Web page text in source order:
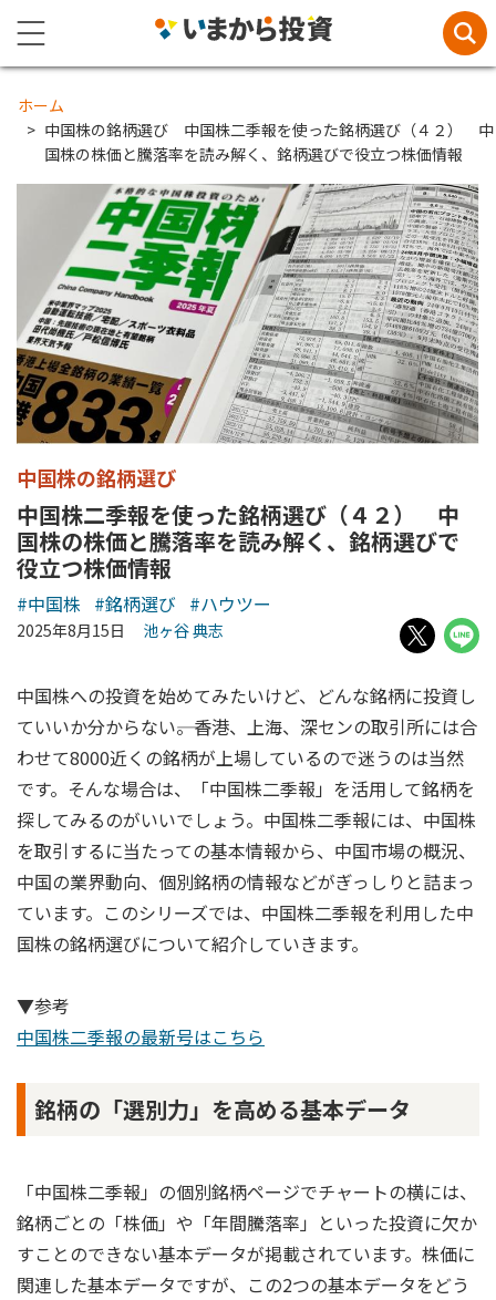
ホーム
中国株の銘柄選び 中国株二季報を使った銘柄選び（４２） 中
国株の株価と騰落率を読み解く、銘柄選びで役立つ株価情報
中国株の銘柄選び
中国株二季報を使った銘柄選び（４２） 中
国株の株価と騰落率を読み解く、銘柄選びで
役立つ株価情報
#中国株 #銘柄選び #ハウツー
2025年8月15日 池ヶ谷 典志
中国株への投資を始めてみたいけど、どんな銘柄に投資し
ていいか分からない――。香港、上海、深センの取引所には合
わせて8000近くの銘柄が上場しているので迷うのは当然
です。そんな場合は、「中国株二季報」を活用して銘柄を
探してみるのがいいでしょう。中国株二季報には、中国株
を取引するに当たっての基本情報から、中国市場の概況、
中国の業界動向、個別銘柄の情報などがぎっしりと詰まっ
ています。このシリーズでは、中国株二季報を利用した中
国株の銘柄選びについて紹介していきます。
▼参考
中国株二季報の最新号はこちら
銘柄の「選別力」を高める基本データ
「中国株二季報」の個別銘柄ページでチャートの横には、
銘柄ごとの「株価」や「年間騰落率」といった投資に欠か
すことのできない基本データが掲載されています。株価に
関連した基本データですが、この2つの基本データをどう